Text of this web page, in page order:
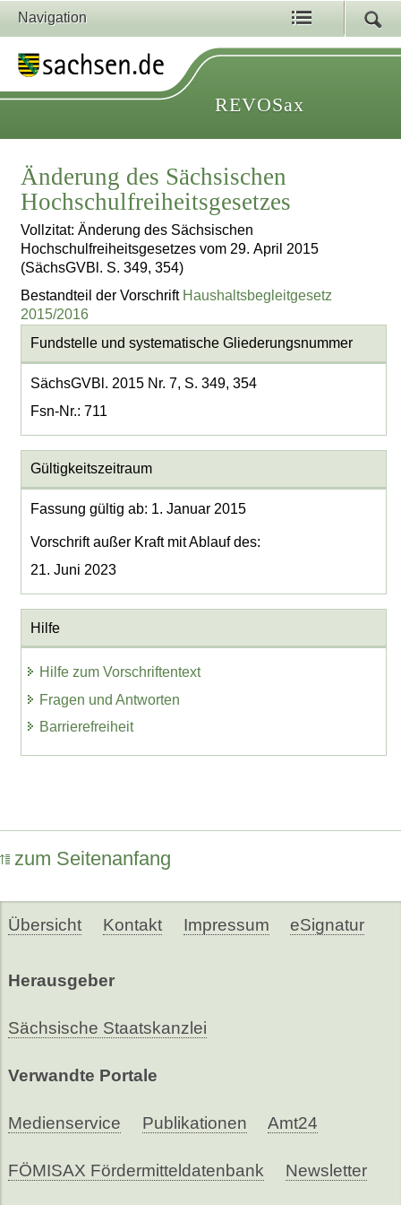
Navigation
REVOSax
Änderung des Sächsischen
Hochschulfreiheitsgesetzes
Vollzitat: Änderung des Sächsischen
Hochschulfreiheitsgesetzes vom 29. April 2015
(SächsGVBl. S. 349, 354)
Bestandteil der Vorschrift Haushaltsbegleitgesetz
2015/2016
Fundstelle und systematische Gliederungsnummer
SächsGVBl. 2015 Nr. 7, S. 349, 354
Fsn-Nr.: 711
Gültigkeitszeitraum
Fassung gültig ab: 1. Januar 2015
Vorschrift außer Kraft mit Ablauf des:
21. Juni 2023
Hilfe
Hilfe zum Vorschriftentext
Fragen und Antworten
Barrierefreiheit
zum Seitenanfang
Übersicht Kontakt Impressum eSignatur
Herausgeber
Sächsische Staatskanzlei
Verwandte Portale
Medienservice Publikationen Amt24
FÖMISAX Fördermitteldatenbank Newsletter